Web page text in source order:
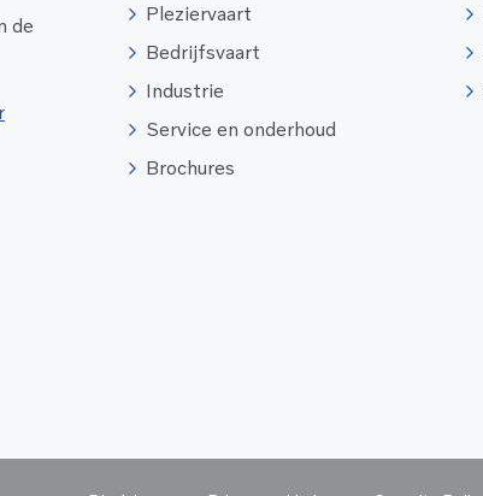
de
Pleziervaart
Bedrijfsvaart
Industrie
Service en onderhoud
Brochures